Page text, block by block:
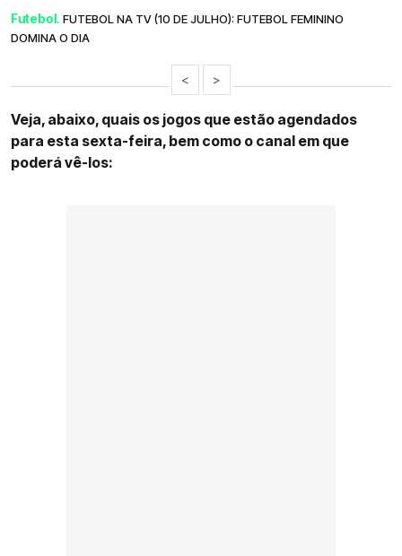
Futebol. FUTEBOL NA TV (10 DE JULHO): FUTEBOL FEMININO
DOMINA O DIA
< >
Veja, abaixo, quais os jogos que estão agendados
para esta sexta-feira, bem como o canal em que
poderá vê-los: